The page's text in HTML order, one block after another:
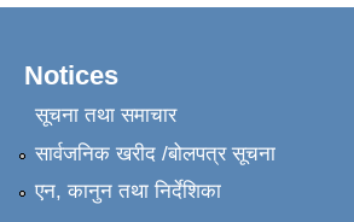
Notices
सूचना तथा समाचार
सार्वजनिक खरीद /बोलपत्र सूचना
एन, कानुन तथा निर्देशिका